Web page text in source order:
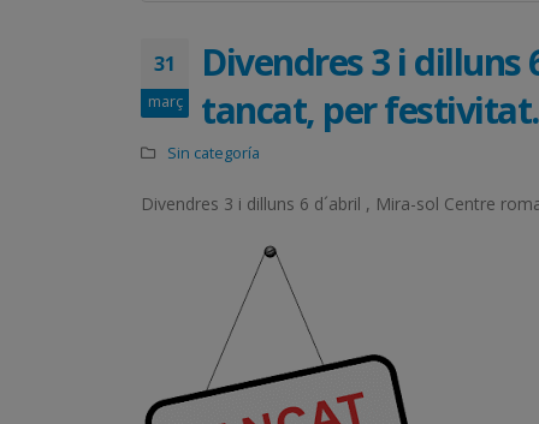
31
març
Divendres 3 i
tancat, per festivitat.
Sin categoría
Divendres 3 i dilluns 6 d´abril , Mira-sol Centre